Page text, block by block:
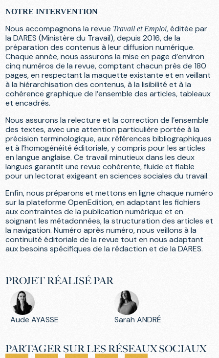
NOTRE INTERVENTION
Nous accompagnons la revue Travail et Emploi, éditée par
la DARES (Ministère du Travail), depuis 2016, de la
préparation des contenus à leur diffusion numérique.
Chaque année, nous assurons la mise en page d’environ
cinq numéros de la revue, comptant chacun près de 180
pages, en respectant la maquette existante et en veillant
à la hiérarchisation des contenus, à la lisibilité et à la
cohérence graphique de l’ensemble des articles, tableaux
et encadrés.
Nous assurons la relecture et la correction de l’ensemble
des textes, avec une attention particulière portée à la
précision terminologique, aux références bibliographiques
et à l’homogénéité éditoriale, y compris pour les articles
en langue anglaise. Ce travail minutieux dans les deux
langues garantit une revue cohérente, fluide et fiable
pour un lectorat exigeant en sciences sociales du travail.
Enfin, nous préparons et mettons en ligne chaque numéro
sur la plateforme OpenEdition, en adaptant les fichiers
aux contraintes de la publication numérique et en
soignant les métadonnées, la structuration des articles et
la navigation. Numéro après numéro, nous veillons à la
continuité éditoriale de la revue tout en nous adaptant
aux besoins spécifiques de la rédaction et de la DARES.
PROJET RÉALISÉ PAR
Aude AYASSE Sarah ANDRÉ
PARTAGER SUR LES RÉSEAUX SOCIAUX